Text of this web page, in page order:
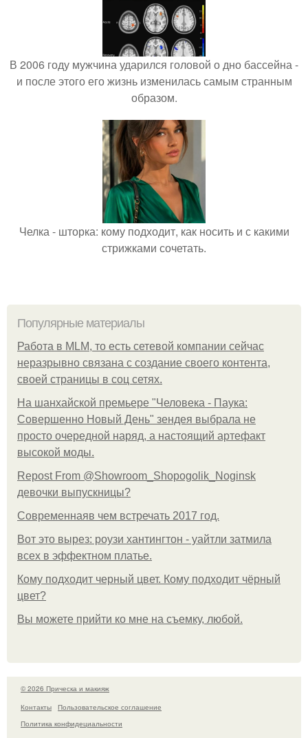
В 2006 году мужчина ударился головой о дно бассейна -
и после этого его жизнь изменилась самым странным
образом.
Челка - шторка: кому подходит, как носить и с какими
стрижками сочетать.
Популярные материалы
Работа в MLM, то есть сетевой компании сейчас
неразрывно связана с создание своего контента,
своей страницы в соц сетях.
На шанхайской премьере "Человека - Паука:
Совершенно Новый День" зендея выбрала не
просто очередной наряд, а настоящий артефакт
высокой моды.
Repost From @Showroom_Shopogolik_Noginsk
девочки выпускницы?
Современнаяв чем встречать 2017 год.
Вот это вырез: роузи хантингтон - уайтли затмила
всех в эффектном платьe.
Кому подходит черный цвет. Кому подходит чёрный
цвет?
Вы можете прийти ко мне на съемку, любой.
© 2026 Прическа и макияж
Контакты
Пользовательское соглашение
Политика конфидециальности